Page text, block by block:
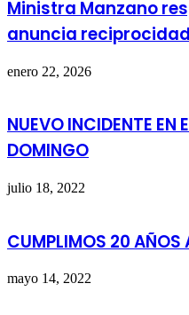
Ministra Manzano
anuncia
enero 22, 2026
NUEVO INCIDENTE EN
DOMINGO
julio 18, 2022
CUMPLIMOS 20 AÑOS
mayo 14, 2022